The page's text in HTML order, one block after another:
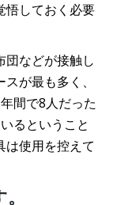
悟しておく必要
団などが接触し
が最も多く、
間で8人だった
るということ
は使用を控えて